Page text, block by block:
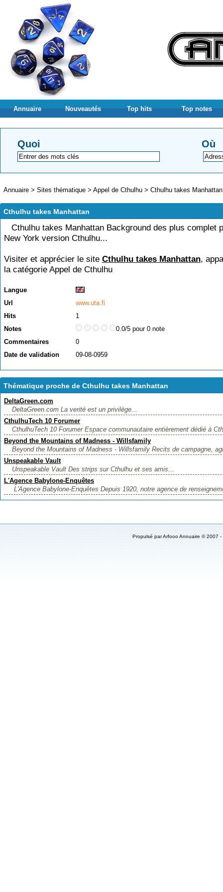
Annuaire Nouveautés Top hits Top notes
Quoi Où
Annuaire > Sites thématique > Appel de Cthulhu > Cthulhu takes Manhattan
Cthulhu takes Manhattan
Cthulhu takes Manhattan Background des plus complet
New York version Cthulhu...
Visiter et apprécier le site Cthulhu takes Manhattan,
la catégorie Appel de Cthulhu
Langue
Url
www.uta.fi
Hits
1
Notes
0.0/5 pour 0 note
Commentaires
0
Date de validation
09-08-0959
Thématique proche de Cthulhu takes Manhattan
DeltaGreen.com
DeltaGreen.com La verité est un privilège...
CthulhuTech 10 Forumer
CthulhuTech 10 Forumer Espace communautaire entièrement dédié à
Beyond the Mountains of Madness - Willsfamily
Beyond the Mountains of Madness - Willsfamily Recits de campagne,
Unspeakable Vault
Unspeakable Vault Des strips sur Cthulhu et ses amis...
L'Agence Babylone-Enquêtes
L'Agence Babylone-Enquêtes Depuis 1920, notre agence de
Propulsé parArfooo Annuaire © 2007